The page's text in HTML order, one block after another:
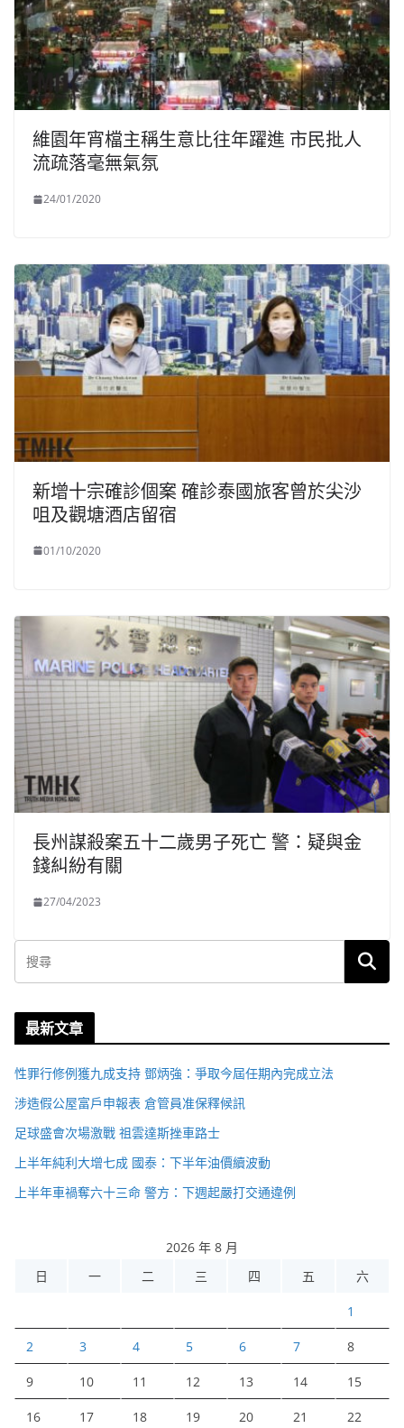
維園年宵檔主稱生意比往年躍進 市民批人
流疏落毫無氣氛
24/01/2020
新增十宗確診個案 確診泰國旅客曾於尖沙
咀及觀塘酒店留宿
01/10/2020
長州謀殺案五十二歲男子死亡 警：疑與金
錢糾紛有關
27/04/2023
最新文章
性罪行修例獲九成支持 鄧炳強：爭取今屆任期內完成立法
涉造假公屋富戶申報表 倉管員准保釋候訊
足球盛會次場激戰 祖雲達斯挫車路士
上半年純利大增七成 國泰：下半年油價續波動
上半年車禍奪六十三命 警方：下週起嚴打交通違例
2026 年 8 月
日
一 二 三 四 五 六
1
2 3 4 5 6 7 8
9 10 11 12 13 14 15
16 17 18 19 20 21 22